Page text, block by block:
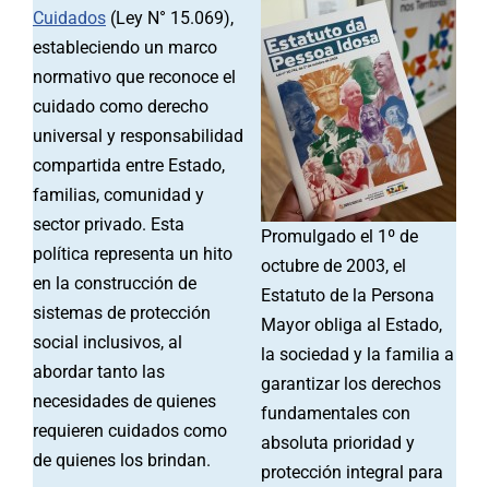
Promulgado el 1º de
octubre de 2003, el
Estatuto de la Persona
Mayor obliga al Estado,
la sociedad y la familia a
garantizar los derechos
fundamentales con
absoluta prioridad y
protección integral para
Cuidados (Ley N° 15.069),
estableciendo un marco
normativo que reconoce el
cuidado como derecho
universal y responsabilidad
compartida entre Estado,
familias, comunidad y
sector privado. Esta
política representa un hito
en la construcción de
sistemas de protección
social inclusivos, al
abordar tanto las
necesidades de quienes
requieren cuidados como
de quienes los brindan.